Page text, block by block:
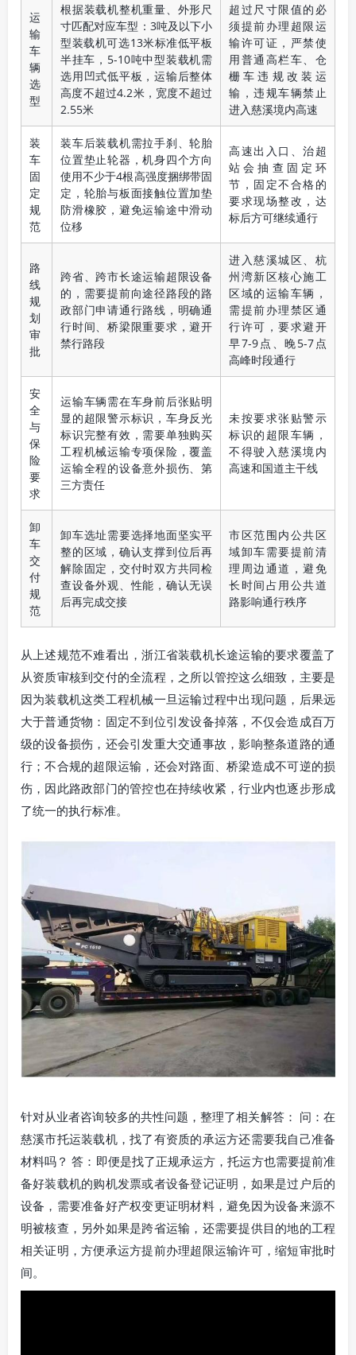
运
输
车
辆
选
型
根据装载机整机重量、外形尺
寸匹配对应车型：3吨及以下小
型装载机可选13米标准低平板
半挂车，5-10吨中型装载机需
选用凹式低平板，运输后整体
高度不超过4.2米，宽度不超过
2.55米
超过尺寸限值的必
须提前办理超限运
输许可证，严禁使
用普通高栏车、仓
栅车违规改装运
输，违规车辆禁止
进入慈溪境内高速
装
车
固
定
规
范
装车后装载机需拉手刹、轮胎
位置垫止轮器，机身四个方向
使用不少于4根高强度捆绑带固
定，轮胎与板面接触位置加垫
防滑橡胶，避免运输途中滑动
位移
高速出入口、治超
站会抽查固定环
节，固定不合格的
要求现场整改，达
标后方可继续通行
路
线
规
划
审
批
跨省、跨市长途运输超限设备
的，需要提前向途径路段的路
政部门申请通行路线，明确通
行时间、桥梁限重要求，避开
禁行路段
进入慈溪城区、杭
州湾新区核心施工
区域的运输车辆，
需提前办理禁区通
行许可，要求避开
早7-9点、晚5-7点
高峰时段通行
安
全
与
保
险
要
求
运输车辆需在车身前后张贴明
显的超限警示标识，车身反光
标识完整有效，需要单独购买
工程机械运输专项保险，覆盖
运输全程的设备意外损伤、第
三方责任
未按要求张贴警示
标识的超限车辆，
不得驶入慈溪境内
高速和国道主干线
卸
车
交
付
规
范
卸车选址需要选择地面坚实平
整的区域，确认支撑到位后再
解除固定，交付时双方共同检
查设备外观、性能，确认无误
后再完成交接
市区范围内公共区
域卸车需要提前清
理周边通道，避免
长时间占用公共道
路影响通行秩序
从上述规范不难看出，浙江省装载机长途运输的要求覆盖了
从资质审核到交付的全流程，之所以管控这么细致，主要是
因为装载机这类工程机械一旦运输过程中出现问题，后果远
大于普通货物：固定不到位引发设备掉落，不仅会造成百万
级的设备损伤，还会引发重大交通事故，影响整条道路的通
行；不合规的超限运输，还会对路面、桥梁造成不可逆的损
伤，因此路政部门的管控也在持续收紧，行业内也逐步形成
了统一的执行标准。
针对从业者咨询较多的共性问题，整理了相关解答： 问：在
慈溪市托运装载机，找了有资质的承运方还需要我自己准备
材料吗？ 答：即便是找了正规承运方，托运方也需要提前准
备好装载机的购机发票或者设备登记证明，如果是过户后的
设备，需要准备好产权变更证明材料，避免因为设备来源不
明被核查，另外如果是跨省运输，还需要提供目的地的工程
相关证明，方便承运方提前办理超限运输许可，缩短审批时
间。